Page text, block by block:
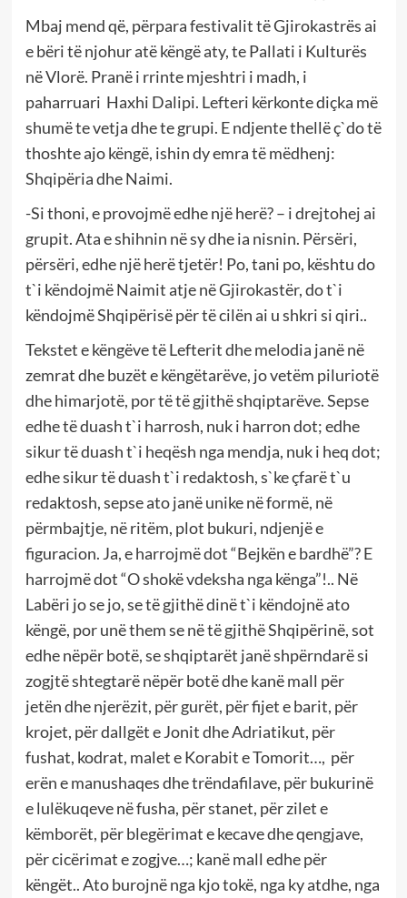
Mbaj mend që, përpara festivalit të Gjirokastrës ai
e bëri të njohur atë këngë aty, te Pallati i Kulturës
në Vlorë. Pranë i rrinte mjeshtri i madh, i
paharruari Haxhi Dalipi. Lefteri kërkonte diçka më
shumë te vetja dhe te grupi. E ndjente thellë ç`do të
thoshte ajo këngë, ishin dy emra të mëdhenj:
Shqipëria dhe Naimi.
-Si thoni, e provojmë edhe një herë? – i drejtohej ai
grupit. Ata e shihnin në sy dhe ia nisnin. Përsëri,
përsëri, edhe një herë tjetër! Po, tani po, kështu do
t`i këndojmë Naimit atje në Gjirokastër, do t`i
këndojmë Shqipërisë për të cilën ai u shkri si qiri..
Tekstet e këngëve të Lefterit dhe melodia janë në
zemrat dhe buzët e këngëtarëve, jo vetëm piluriotë
dhe himarjotë, por të të gjithë shqiptarëve. Sepse
edhe të duash t`i harrosh, nuk i harron dot; edhe
sikur të duash t`i heqësh nga mendja, nuk i heq dot;
edhe sikur të duash t`i redaktosh, s`ke çfarë t`u
redaktosh, sepse ato janë unike në formë, në
përmbajtje, në ritëm, plot bukuri, ndjenjë e
figuracion. Ja, e harrojmë dot “Bejkën e bardhë”? E
harrojmë dot “O shokë vdeksha nga kënga”!.. Në
Labëri jo se jo, se të gjithë dinë t`i këndojnë ato
këngë, por unë them se në të gjithë Shqipërinë, sot
edhe nëpër botë, se shqiptarët janë shpërndarë si
zogjtë shtegtarë nëpër botë dhe kanë mall për
jetën dhe njerëzit, për gurët, për fijet e barit, për
krojet, për dallgët e Jonit dhe Adriatikut, për
fushat, kodrat, malet e Korabit e Tomorit…, për
erën e manushaqes dhe trëndafilave, për bukurinë
e lulëkuqeve në fusha, për stanet, për zilet e
këmborët, për blegërimat e kecave dhe qengjave,
për cicërimat e zogjve…; kanë mall edhe për
këngët.. Ato burojnë nga kjo tokë, nga ky atdhe, nga